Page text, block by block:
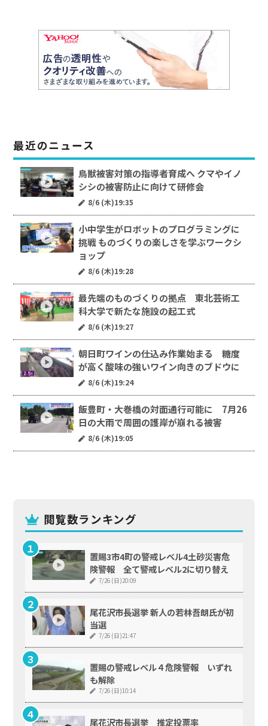
閲覧数ランキング
置賜3市4町の警戒レベル4土砂災害危
険警報 全て警戒レベル2に切り替え
7/26 (日)20:09
尾花沢市長選挙 新人の若林吾朗氏が初
当選
7/26 (日)21:47
置賜の警戒レベル４危険警報 いずれ
も解除
7/26 (日)10:14
尾花沢市長選挙 推定投票率
最近のニュース
鳥獣被害対策の指導者育成へ クマやイノ
シシの被害防止に向けて研修会
8/6 (木)19:35
小中学生がロボットのプログラミングに
挑戦 ものづくりの楽しさを学ぶワークシ
ョップ
8/6 (木)19:28
最先端のものづくりの拠点 東北芸術工
科大学で新たな施設の起工式
8/6 (木)19:27
朝日町ワインの仕込み作業始まる 糖度
が高く酸味の強いワイン向きのブドウに
8/6 (木)19:24
飯豊町・大巻橋の対面通行可能に 7月26
日の大雨で周囲の護岸が崩れる被害
8/6 (木)19:05